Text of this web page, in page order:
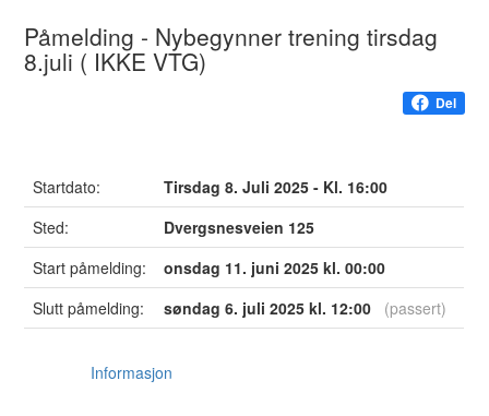
Påmelding - Nybegynner trening tirsdag
8.juli ( IKKE VTG)
Del
Startdato:
Tirsdag 8. Juli 2025 - Kl. 16:00
Sted:
Dvergsnesveien 125
Start påmelding:
onsdag 11. juni 2025 kl. 00:00
Slutt påmelding:
søndag 6. juli 2025 kl. 12:00 (passert)
Informasjon